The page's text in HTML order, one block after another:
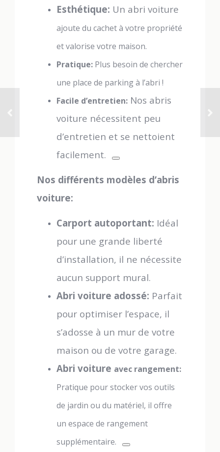
Esthétique: Un abri voiture
ajoute du cachet à votre propriété
et valorise votre maison.
Pratique: Plus besoin de chercher
une place de parking à l’abri !
Facile d’entretien: Nos abris
voiture nécessitent peu
d’entretien et se nettoient
facilement.
Nos différents modèles d’abris
voiture:
Carport autoportant: Idéal
pour une grande liberté
d’installation, il ne nécessite
aucun support mural.
Abri voiture adossé: Parfait
pour optimiser l’espace, il
s’adosse à un mur de votre
maison ou de votre garage.
Abri voiture avec rangement:
Pratique pour stocker vos outils
de jardin ou du matériel, il offre
un espace de rangement
supplémentaire.